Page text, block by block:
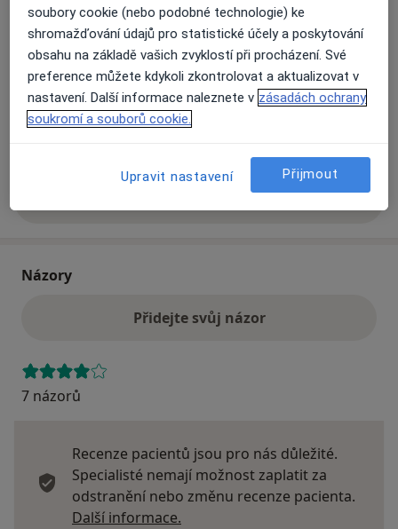
Dostupnost
Na této adrese online kalendář není aktivní
Co mám v takové situaci udělat?
Způsoby platby (soukromé návštěvy)
Na teto adrese lékař přijímá pacienty na pojišťovnu
o adrese
Názory
Přidejte svůj názor
7 názorů
Recenze pacientů jsou pro nás důležité.
Specialisté nemají možnost zaplatit za
odstranění nebo změnu recenze pacienta.
Další informace.
soubory cookie (nebo podobné technologie) ke
shromažďování údajů pro statistické účely a poskytování
obsahu na základě vašich zvyklostí při procházení. Své
preference můžete kdykoli zkontrolovat a aktualizovat v
nastavení. Další informace naleznete v zásadách ochrany
soukromí a souborů cookie.
Upravit nastavení Přijmout